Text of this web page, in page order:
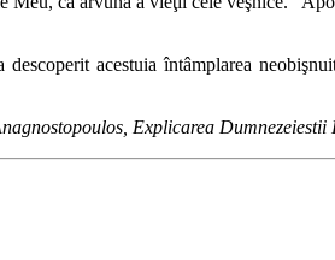
acestuia întâmplarea
Explicarea